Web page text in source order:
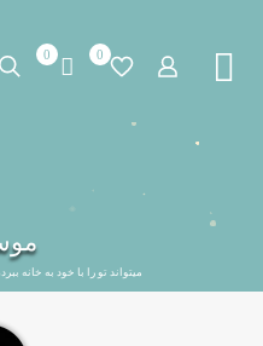
0
0
میتواند تو را با خود به خانه